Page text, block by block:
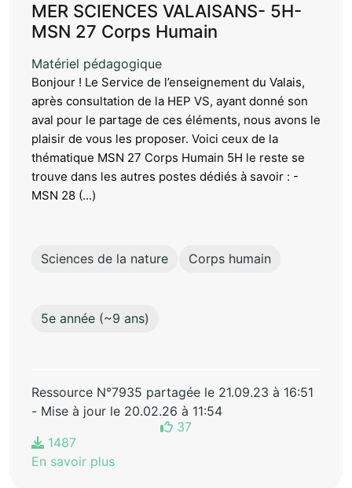
MER SCIENCES VALAISANS- 5H-
MSN 27 Corps Humain
Matériel pédagogique
Bonjour ! Le Service de l’enseignement du Valais,
après consultation de la HEP VS, ayant donné son
aval pour le partage de ces éléments, nous avons le
plaisir de vous les proposer. Voici ceux de la
thématique MSN 27 Corps Humain 5H le reste se
trouve dans les autres postes dédiés à savoir : -
MSN 28 (...)
Sciences de la nature Corps humain
5e année (~9 ans)
Ressource N°7935 partagée le 21.09.23 à 16:51
- Mise à jour le 20.02.26 à 11:54
37
1487
En savoir plus